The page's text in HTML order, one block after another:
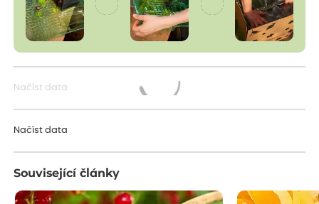
Načíst data
Načíst data
Související články